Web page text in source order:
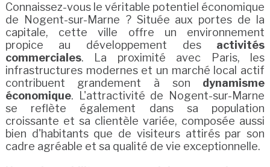
Connaissez-vous le véritable potentiel économique
de Nogent-sur-Marne ? Située aux portes de la
capitale, cette ville offre un environnement
propice au développement des activités
commerciales. La proximité avec Paris, les
infrastructures modernes et un marché local actif
contribuent grandement à son dynamisme
économique. L'attractivité de Nogent-sur-Marne
se reflète également dans sa population
croissante et sa clientèle variée, composée aussi
bien d'habitants que de visiteurs attirés par son
cadre agréable et sa qualité de vie exceptionnelle.